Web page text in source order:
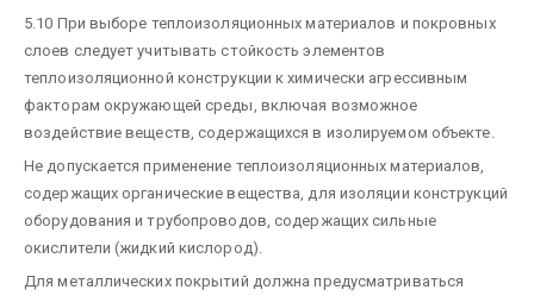
5.10 При выборе теплоизоляционных материалов и покровных
слоев следует учитывать стойкость элементов
теплоизоляционной конструкции к химически агрессивным
факторам окружающей среды, включая возможное
воздействие веществ, содержащихся в изолируемом объекте.
Не допускается применение теплоизоляционных материалов,
содержащих органические вещества, для изоляции конструкций
оборудования и трубопроводов, содержащих сильные
окислители (жидкий кислород).
Для металлических покрытий должна предусматриваться